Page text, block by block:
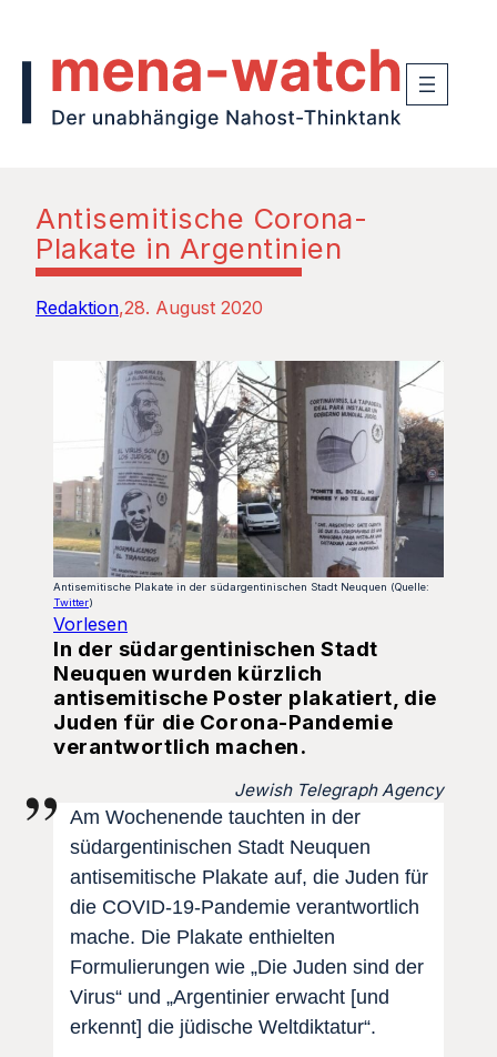
Antisemitische Corona-
Plakate in Argentinien
Redaktion 28. August 2020
Antisemitische Plakate in der südargentinischen Stadt Neuquen (Quelle:
Twitter)
Vorlesen
In der südargentinischen Stadt
Neuquen wurden kürzlich
antisemitische Poster plakatiert, die
Juden für die Corona-Pandemie
verantwortlich machen.
Jewish Telegraph Agency
Am Wochenende tauchten in der
südargentinischen Stadt Neuquen
antisemitische Plakate auf, die Juden für
die COVID-19-Pandemie verantwortlich
mache. Die Plakate enthielten
Formulierungen wie „Die Juden sind der
Virus“ und „Argentinier erwacht [und
erkennt] die jüdische Weltdiktatur“.